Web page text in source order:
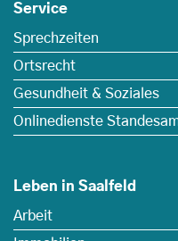
Service
Sprechzeiten
Ortsrecht
Gesundheit & Soziales
Onlinedienste
Leben in Saalfeld
Arbeit